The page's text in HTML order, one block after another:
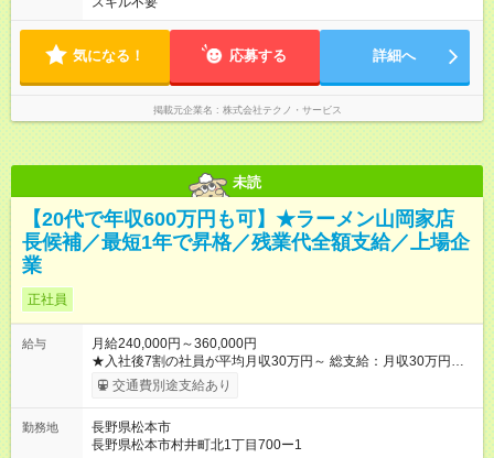
気になる！ 応募する 詳細へ
掲載元企業名 株式会社テクノ・サービス
未読
【20代で年収600万円も可】★ラーメン山岡家店
長候補／最短1年で昇格／残業代全額支給／上場企
業
正社員
給与
月給240,000円～360,000円
★入社後7割の社員が平均月収30万円～ 総支給：月収30万円～
35万円 （内訳例） 基本給 24万円～ 残業手当 5万円～6万円
（1分単位で全額支給）（月30時間想定） 深夜手当 1万円～2
※勤務時間により深夜割増手当支給 ◎残業代は1分単位で全額支
給！ ◎固定残業代なし ◎入社時の給与は経験やスキルなどを考
交通費別途支給あり
勤務地
長野県松本市
長野県松本市村井町北1丁目700ー1